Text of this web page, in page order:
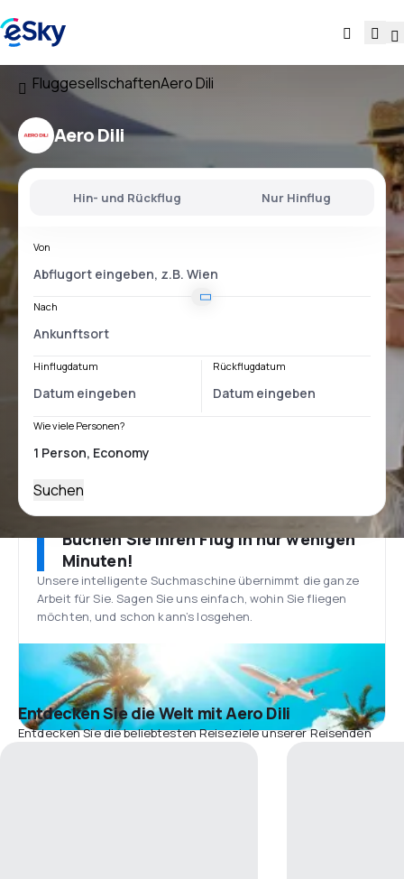
FluggesellschaftenAero Dili
Aero Dili
Hin- und Rückflug Nur Hinflug
Von
Nach
Hinflugdatum Rückflugdatum
Wie viele Personen?
Suchen
Buchen Sie Ihren Flug in nur wenigen
Minuten!
Unsere intelligente Suchmaschine übernimmt die ganze
Arbeit für Sie. Sagen Sie uns einfach, wohin Sie fliegen
möchten, und schon kann’s losgehen.
Entdecken Sie die Welt mit Aero Dili
Entdecken Sie die beliebtesten Reiseziele unserer Reisenden